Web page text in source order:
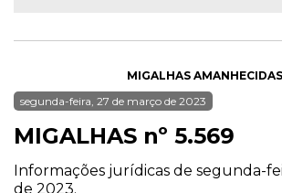
MIGALHAS AMANHECIDAS
segunda-feira, 27 de março de 2023
MIGALHAS nº 5.569
Informações jurídicas de segunda-
de 2023.